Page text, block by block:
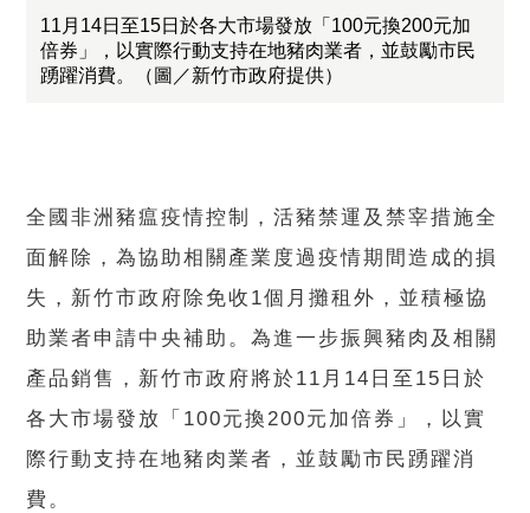
11月14日至15日於各大市場發放「100元換200元加
倍券」，以實際行動支持在地豬肉業者，並鼓勵市民
踴躍消費。（圖／新竹市政府提供）
全國非洲豬瘟疫情控制，活豬禁運及禁宰措施全
面解除，為協助相關產業度過疫情期間造成的損
失，新竹市政府除免收1個月攤租外，並積極協
助業者申請中央補助。為進一步振興豬肉及相關
產品銷售，新竹市政府將於11月14日至15日於
各大市場發放「100元換200元加倍券」，以實
際行動支持在地豬肉業者，並鼓勵市民踴躍消
費。